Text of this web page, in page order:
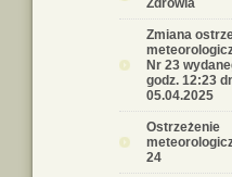
Zdrowia
Zmiana
Nr 23
godz. 12:23
05.04.2025
Ostrzeżenie
24